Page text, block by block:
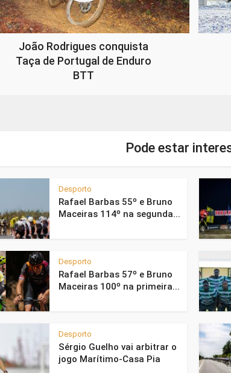
João Rodrigues conquista
Taça de Portugal de Enduro
BTT
Pode estar
Desporto
Rafael Barbas 55º e Bruno
Maceiras 114º na segunda...
Desporto
Rafael Barbas 57º e Bruno
Maceiras 100º na primeira...
Desporto
Sérgio Guelho vai arbitrar o
jogo Marítimo-Casa Pia